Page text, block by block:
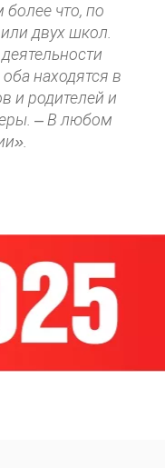
что, по
двух школ.
находятся в
и родителей и
– В любом